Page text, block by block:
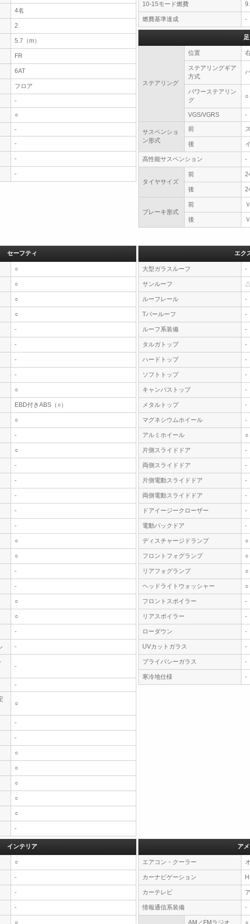
4名
2
5.7（m）
FR
6AT
フロア
-
○
-
-
-
-
10-15モード燃費
燃費基準達成 -
ステアリング
位置
ステアリングギア
方式
パワーステアリン
グ
○
VGS/VGRS -
サスペンショ
ン形式
前
後
高性能サスペンション -
タイヤサイズ
前
後
ブレーキ形式
前
後
セーフティ
○
○
○
○
-
-
-
-
○
EBD付きABS（○）
○
-
○
-
-
-
-
-
○
○
-
-
○
○
-
-
-
-
○
-
-
○
○
○
○
○
-
エク
大型ガラスルーフ -
サンルーフ △
ルーフレール -
Tバールーフ -
ルーフ系装備 -
タルガトップ -
ハードトップ -
ソフトトップ -
キャンバストップ -
メタルトップ -
マグネシウムホイール -
アルミホイール ○
片側スライドドア -
両側スライドドア -
片側電動スライドドア -
両側電動スライドドア -
ドアイージークローザー -
電動バックドア -
ディスチャージドランプ ○
フロントフォグランプ ○
リアフォグランプ ○
ヘッドライトウォッシャー ○
フロントスポイラー -
リアスポイラー -
ローダウン -
UVカットガラス -
プライバシーガラス -
寒冷地仕様 -
インテリア
○
-
-
-
○
ア
エアコン・クーラー
カーナビゲーション
カーテレビ
情報通信系装備 -
AM／FMラジオ ○